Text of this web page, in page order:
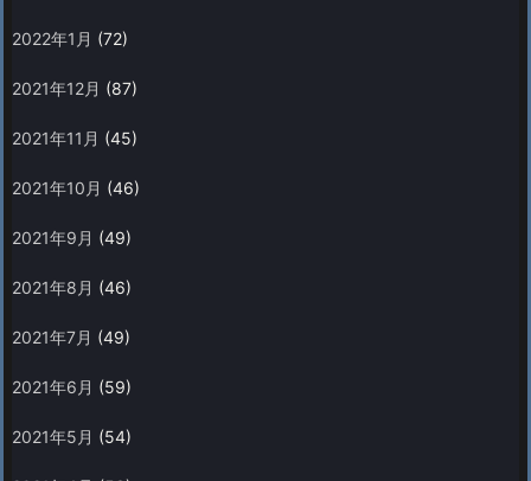
2022年1月 (72)
2021年12月 (87)
2021年11月 (45)
2021年10月 (46)
2021年9月 (49)
2021年8月 (46)
2021年7月 (49)
2021年6月 (59)
2021年5月 (54)